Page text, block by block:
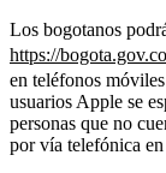
Los bogotanos
https://
en teléfonos
usuarios Apple se
personas que no
por vía telefónica